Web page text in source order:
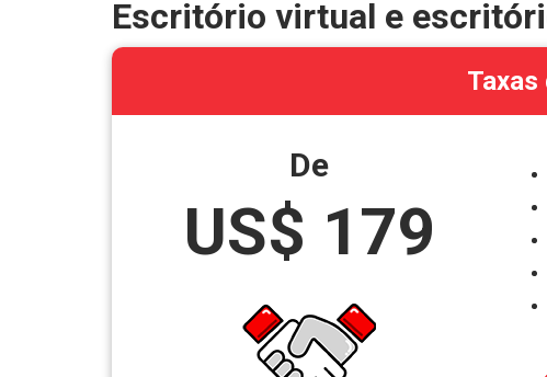
Escritório virtual e
De
US$ 179